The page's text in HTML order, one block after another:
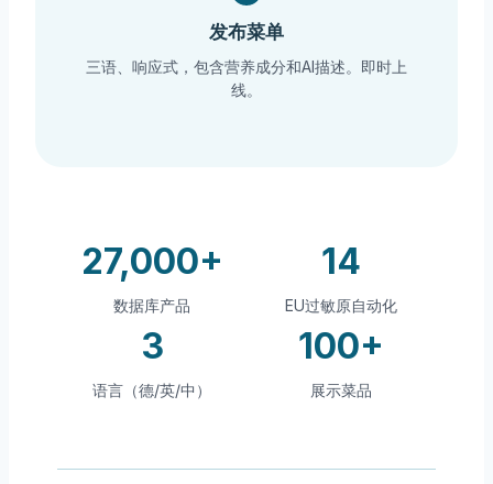
发布菜单
三语、响应式，包含营养成分和AI描述。即时上
线。
27,000+
数据库产品
14
EU过敏原自动化
3
语言（德/英/中）
100+
展示菜品